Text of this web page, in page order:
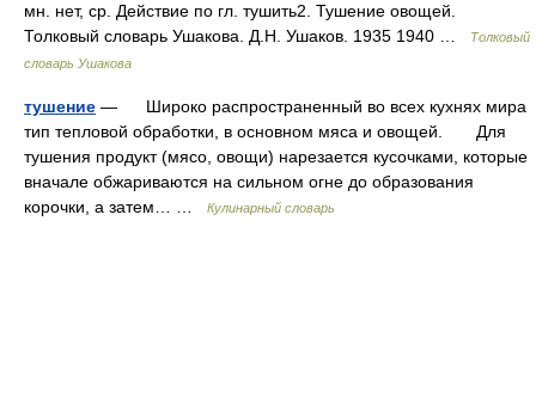
мн. нет, ср. Действие по гл. тушить2. Тушение овощей.
Толковый словарь Ушакова. Д.Н. Ушаков. 1935 1940 …
Толковый
словарь Ушакова
тушение — Широко распространенный во всех кухнях мира
тип тепловой обработки, в основном мяса и овощей. Для
тушения продукт (мясо, овощи) нарезается кусочками, которые
вначале обжариваются на сильном огне до образования
корочки, а затем… …
Кулинарный словарь